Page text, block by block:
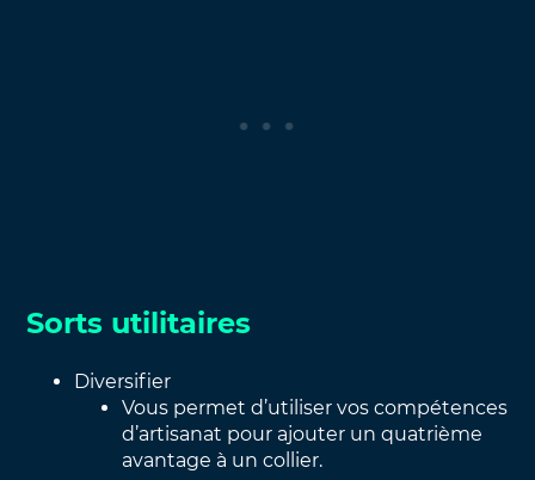
Sorts utilitaires
Diversifier
Vous permet d’utiliser vos compétences
d’artisanat pour ajouter un quatrième
avantage à un collier.